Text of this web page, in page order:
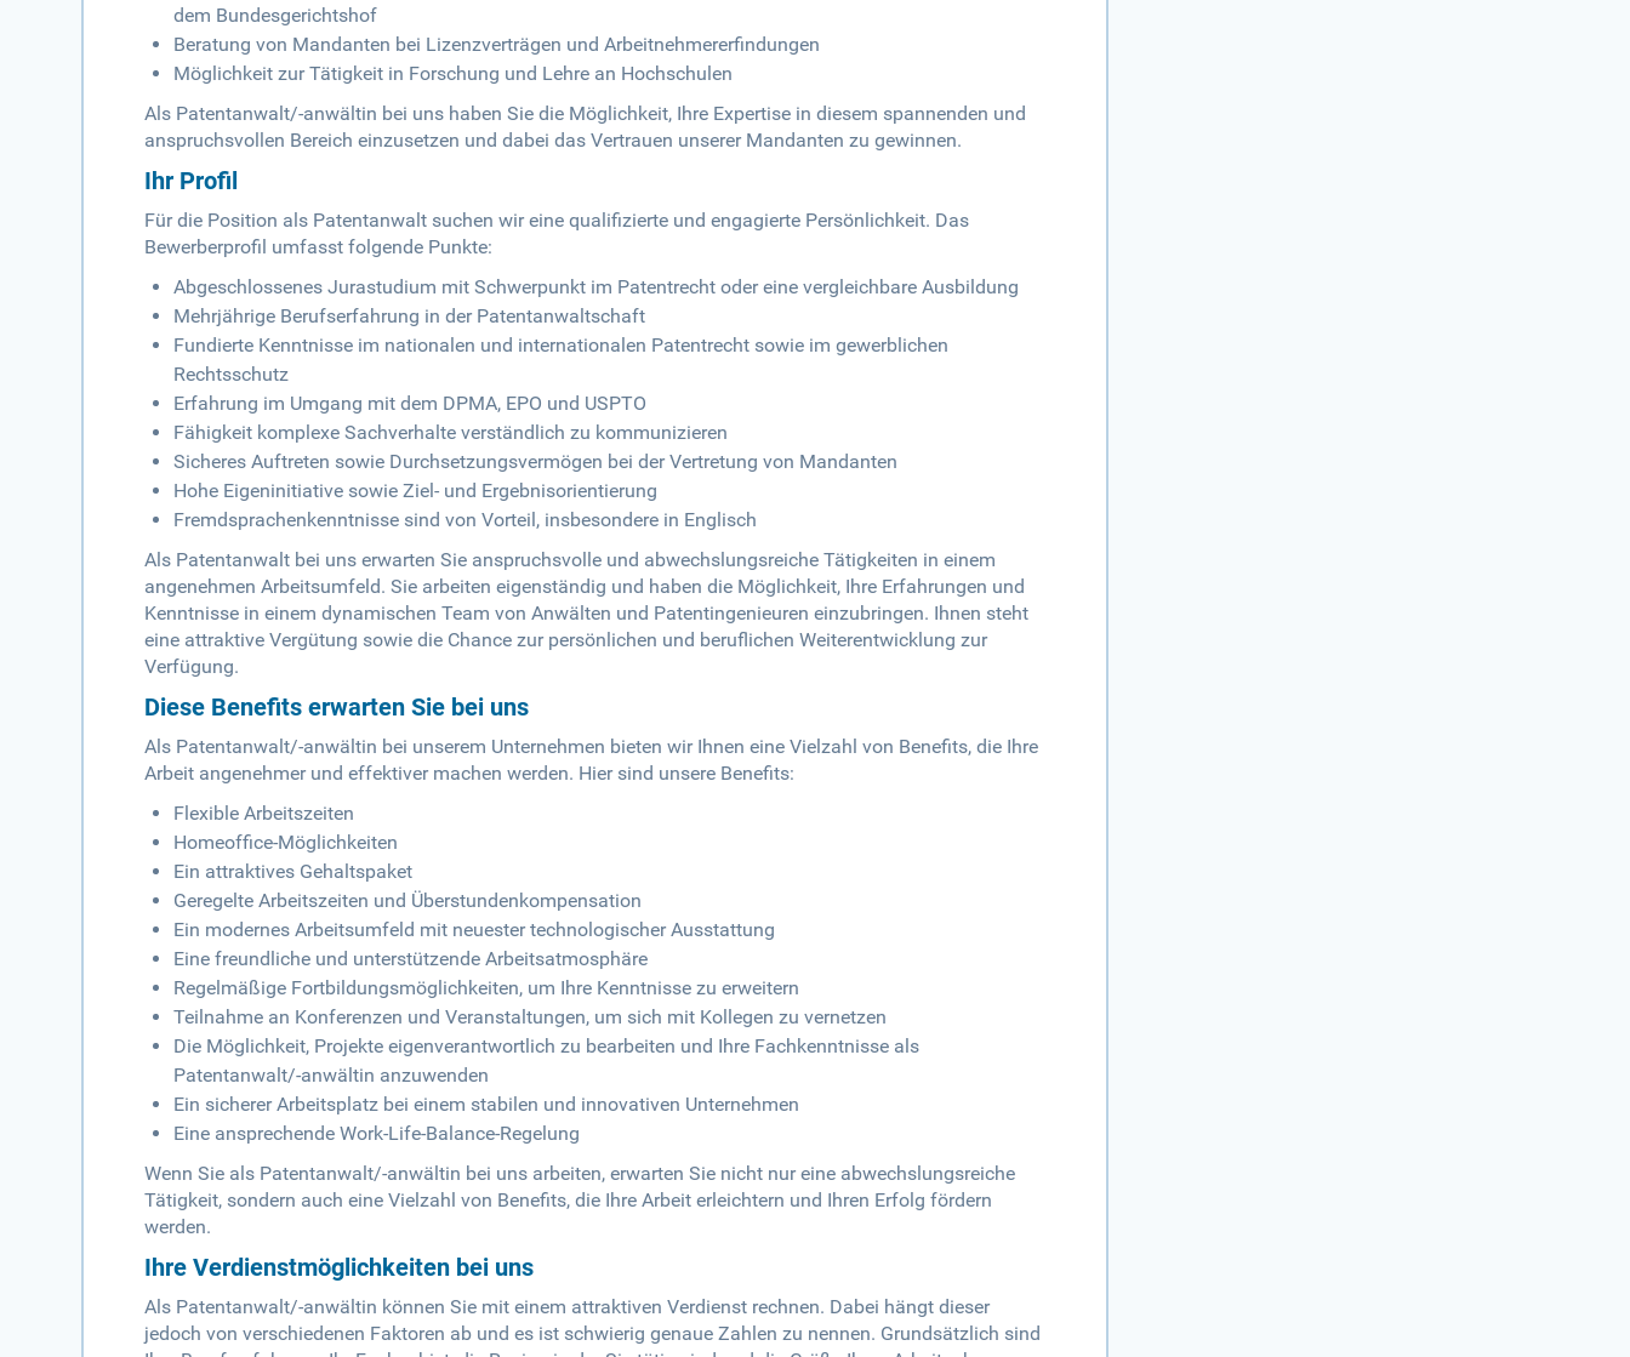
dem Bundesgerichtshof
Beratung von Mandanten bei Lizenzverträgen und Arbeitnehmererfindungen
Möglichkeit zur Tätigkeit in Forschung und Lehre an Hochschulen
Als Patentanwalt/-anwältin bei uns haben Sie die Möglichkeit, Ihre Expertise in diesem spannenden und
anspruchsvollen Bereich einzusetzen und dabei das Vertrauen unserer Mandanten zu gewinnen.
Ihr Profil
Für die Position als Patentanwalt suchen wir eine qualifizierte und engagierte Persönlichkeit. Das
Bewerberprofil umfasst folgende Punkte:
Abgeschlossenes Jurastudium mit Schwerpunkt im Patentrecht oder eine vergleichbare Ausbildung
Mehrjährige Berufserfahrung in der Patentanwaltschaft
Fundierte Kenntnisse im nationalen und internationalen Patentrecht sowie im gewerblichen
Rechtsschutz
Erfahrung im Umgang mit dem DPMA, EPO und USPTO
Fähigkeit komplexe Sachverhalte verständlich zu kommunizieren
Sicheres Auftreten sowie Durchsetzungsvermögen bei der Vertretung von Mandanten
Hohe Eigeninitiative sowie Ziel- und Ergebnisorientierung
Fremdsprachenkenntnisse sind von Vorteil, insbesondere in Englisch
Als Patentanwalt bei uns erwarten Sie anspruchsvolle und abwechslungsreiche Tätigkeiten in einem
angenehmen Arbeitsumfeld. Sie arbeiten eigenständig und haben die Möglichkeit, Ihre Erfahrungen und
Kenntnisse in einem dynamischen Team von Anwälten und Patentingenieuren einzubringen. Ihnen steht
eine attraktive Vergütung sowie die Chance zur persönlichen und beruflichen Weiterentwicklung zur
Verfügung.
Diese Benefits erwarten Sie bei uns
Als Patentanwalt/-anwältin bei unserem Unternehmen bieten wir Ihnen eine Vielzahl von Benefits, die Ihre
Arbeit angenehmer und effektiver machen werden. Hier sind unsere Benefits:
Flexible Arbeitszeiten
Homeoffice-Möglichkeiten
Ein attraktives Gehaltspaket
Geregelte Arbeitszeiten und Überstundenkompensation
Ein modernes Arbeitsumfeld mit neuester technologischer Ausstattung
Eine freundliche und unterstützende Arbeitsatmosphäre
Regelmäßige Fortbildungsmöglichkeiten, um Ihre Kenntnisse zu erweitern
Teilnahme an Konferenzen und Veranstaltungen, um sich mit Kollegen zu vernetzen
Die Möglichkeit, Projekte eigenverantwortlich zu bearbeiten und Ihre Fachkenntnisse als
Patentanwalt/-anwältin anzuwenden
Ein sicherer Arbeitsplatz bei einem stabilen und innovativen Unternehmen
Eine ansprechende Work-Life-Balance-Regelung
Wenn Sie als Patentanwalt/-anwältin bei uns arbeiten, erwarten Sie nicht nur eine abwechslungsreiche
Tätigkeit, sondern auch eine Vielzahl von Benefits, die Ihre Arbeit erleichtern und Ihren Erfolg fördern
werden.
Ihre Verdienstmöglichkeiten bei uns
Als Patentanwalt/-anwältin können Sie mit einem attraktiven Verdienst rechnen. Dabei hängt dieser
jedoch von verschiedenen Faktoren ab und es ist schwierig genaue Zahlen zu nennen. Grundsätzlich sind